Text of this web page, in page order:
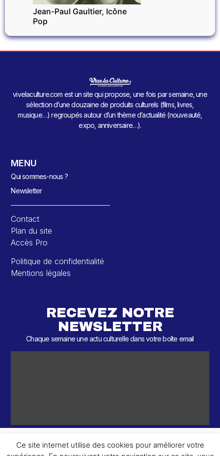
Jean-Paul Gaultier, Icône
Pop
vivelaculture.com est un site qui propose, une fois par semaine, une
sélection d’une douzaine de produits culturels (films, livres,
musique…) regroupés autour d’un thème d’actualité (nouveauté,
expo, anniversaire…).
MENU
Qui sommes-nous ?
Newsletter
Contact
Plan du site
Accès Pro
Politique de confidentialité
Mentions légales
RECEVEZ NOTRE
NEWSLETTER
Chaque semaine une actu culturelle dans votre boîte email
Ce site internet utilise des cookies pour améliorer votre